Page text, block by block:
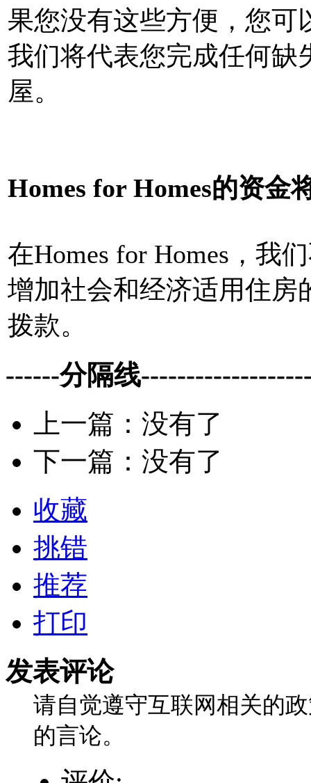
果您没有这些方便，您可
我们将代表您完成任何缺
屋。
Homes for Homes的资金
在Homes for Homes，我
增加社会和经济适用住房
拨款。
------分隔线
上一篇：没有了
下一篇：没有了
收藏
挑错
推荐
打印
发表评论
请自觉遵守互联网相关的
的言论。